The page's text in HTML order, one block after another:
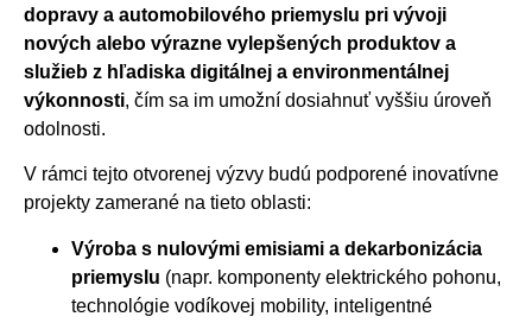
dopravy a automobilového priemyslu pri vývoji
nových alebo výrazne vylepšených produktov a
služieb z hľadiska digitálnej a environmentálnej
výkonnosti, čím sa im umožní dosiahnuť vyššiu úroveň
odolnosti.
V rámci tejto otvorenej výzvy budú podporené inovatívne
projekty zamerané na tieto oblasti:
Výroba s nulovými emisiami a dekarbonizácia
priemyslu (napr. komponenty elektrického pohonu,
technológie vodíkovej mobility, inteligentné